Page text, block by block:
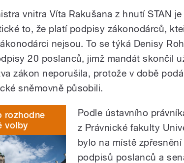
vnitra Víta Rakušana z hnutí STAN je
to, že platí podpisy zákonodárců,
nejsou. To se týká Denisy
20 poslanců, jimž mandát skončil
zákon neporušila, protože v době
sněmovně působili.
rozhodne
volby
Podle ústavního
z Právnické fakulty
bylo na místě
podpisů poslanců a